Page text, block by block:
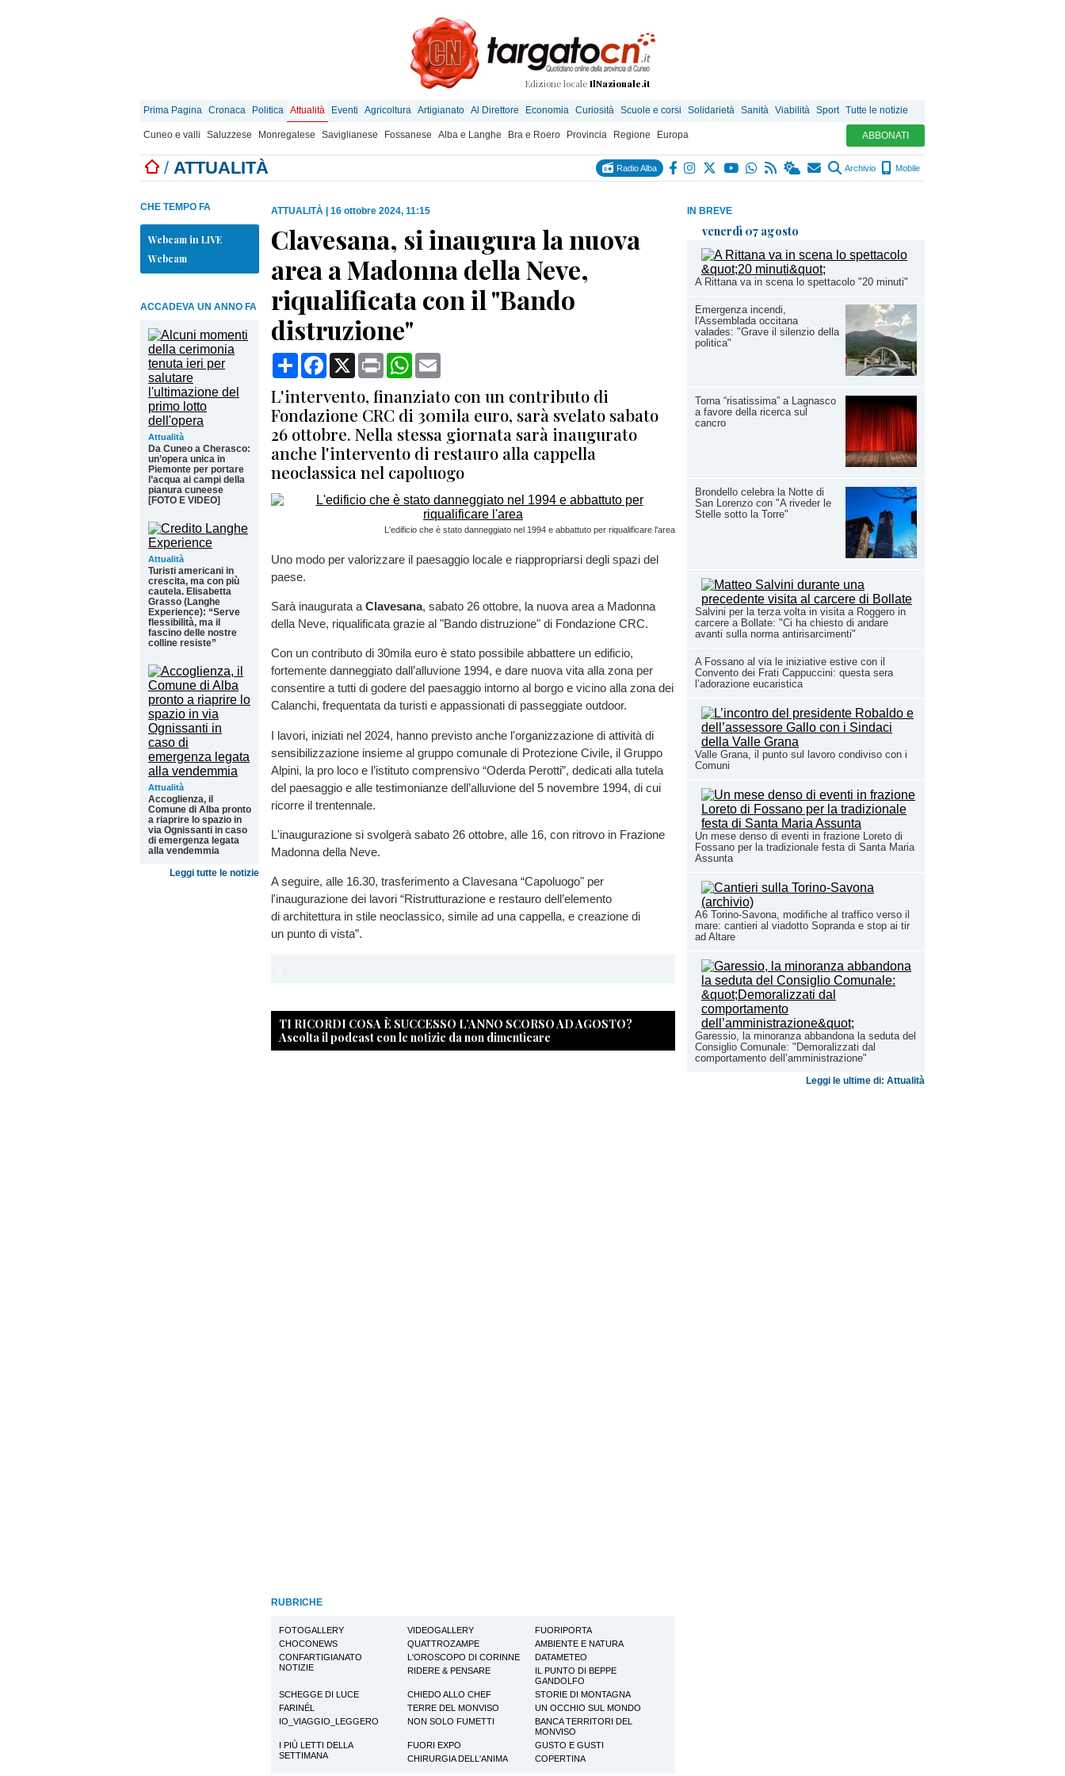
Edizione locale IlNazionale.it
Prima Pagina Cronaca Politica Attualità Eventi Agricoltura Artigianato Al Direttore Economia Curiosità Scuole e corsi Solidarietà Sanità Viabilità Sport Tutte le notizie
Cuneo e valli Saluzzese Monregalese Saviglianese Fossanese Alba e Langhe Bra e Roero Provincia Regione Europa ABBONATI
/ ATTUALITÀ Radio Alba Archivio Mobile
IN BREVE
venerdì 07 agosto
A Rittana va in scena lo spettacolo "20 minuti"
Emergenza incendi,
l'Assemblada occitana
valades: "Grave il silenzio della
politica"
Torna “risatissima” a Lagnasco
a favore della ricerca sul
cancro
Brondello celebra la Notte di
San Lorenzo con "A riveder le
Stelle sotto la Torre"
Salvini per la terza volta in visita a Roggero in
carcere a Bollate: "Ci ha chiesto di andare
avanti sulla norma antirisarcimenti"
A Fossano al via le iniziative estive con il
Convento dei Frati Cappuccini: questa sera
l’adorazione eucaristica
Valle Grana, il punto sul lavoro condiviso con i
Comuni
Un mese denso di eventi in frazione Loreto di
Fossano per la tradizionale festa di Santa Maria
Assunta
A6 Torino-Savona, modifiche al traffico verso il
mare: cantieri al viadotto Sopranda e stop ai tir
ad Altare
Garessio, la minoranza abbandona la seduta del
Consiglio Comunale: "Demoralizzati dal
comportamento dell’amministrazione"
Leggi le ultime di: Attualità
CHE TEMPO FA
Webcam in LIVE
Webcam
ACCADEVA UN ANNO FA
Attualità
Da Cuneo a Cherasco:
un’opera unica in
Piemonte per portare
l’acqua ai campi della
pianura cuneese
[FOTO E VIDEO]
Attualità
Turisti americani in
crescita, ma con più
cautela. Elisabetta
Grasso (Langhe
Experience): “Serve
flessibilità, ma il
fascino delle nostre
colline resiste”
Attualità
Accoglienza, il
Comune di Alba pronto
a riaprire lo spazio in
via Ognissanti in caso
di emergenza legata
alla vendemmia
Leggi tutte le notizie
ATTUALITÀ 16 ottobre 2024, 11:15
Clavesana, si inaugura la nuova
area a Madonna della Neve,
riqualificata con il "Bando
distruzione"
CondividiFacebook
X Print WhatsApp
L'intervento, finanziato con un contributo di
Fondazione CRC di 30mila euro, sarà svelato sabato
26 ottobre. Nella stessa giornata sarà inaugurato
anche l'intervento di restauro alla cappella
neoclassica nel capoluogo
L'edificio che è stato danneggiato nel 1994 e abbattuto per riqualificare l'area
Uno modo per valorizzare il paesaggio locale e riappropriarsi degli spazi del
paese.
Sarà inaugurata a Clavesana, sabato 26 ottobre, la nuova area a Madonna
della Neve, riqualificata grazie al "Bando distruzione" di Fondazione CRC.
Con un contributo di 30mila euro è stato possibile abbattere un edificio,
fortemente danneggiato dall’alluvione 1994, e dare nuova vita alla zona per
consentire a tutti di godere del paesaggio intorno al borgo e vicino alla zona dei
Calanchi, frequentata da turisti e appassionati di passeggiate outdoor.
I lavori, iniziati nel 2024, hanno previsto anche l'organizzazione di attività di
sensibilizzazione insieme al gruppo comunale di Protezione Civile, il Gruppo
Alpini, la pro loco e l’istituto comprensivo “Oderda Perotti”, dedicati alla tutela
del paesaggio e alle testimonianze dell’alluvione del 5 novembre 1994, di cui
ricorre il trentennale.
L'inaugurazione si svolgerà sabato 26 ottobre, alle 16, con ritrovo in Frazione
Madonna della Neve.
A seguire, alle 16.30, trasferimento a Clavesana “Capoluogo" per
l'inaugurazione dei lavori “Ristrutturazione e restauro dell’elemento
di architettura in stile neoclassico, simile ad una cappella, e creazione di
un punto di vista”.
TI RICORDI COSA È SUCCESSO L’ANNO SCORSO AD AGOSTO?
Ascolta il podcast con le notizie da non dimenticare
RUBRICHE
FOTOGALLERY VIDEOGALLERY
FUORIPORTA
CHOCONEWS
QUATTROZAMPE
AMBIENTE E NATURA
CONFARTIGIANATO
NOTIZIE
L'OROSCOPO DI CORINNE
DATAMETEO
RIDERE & PENSARE
IL PUNTO DI BEPPE
GANDOLFO
SCHEGGE DI LUCE
CHIEDO ALLO CHEF
STORIE DI MONTAGNA
FARINÉL
TERRE DEL MONVISO
UN OCCHIO SUL MONDO
IO_VIAGGIO_LEGGERO
NON SOLO FUMETTI
BANCA TERRITORI DEL
MONVISO
I PIÙ LETTI DELLA
SETTIMANA
FUORI EXPO
GUSTO E GUSTI
CHIRURGIA DELL'ANIMA
COPERTINA